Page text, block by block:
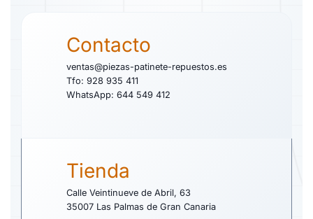
Contacto
ventas@piezas-patinete-repuestos.es
Tfo: 928 935 411
WhatsApp: 644 549 412
Tienda
Calle Veintinueve de Abril, 63
35007 Las Palmas de Gran Canaria